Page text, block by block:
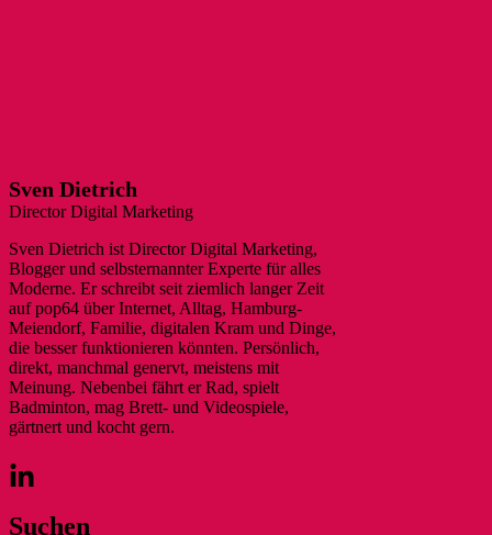
Sven Dietrich
Director Digital Marketing
Sven Dietrich ist Director Digital Marketing,
Blogger und selbsternannter Experte für alles
Moderne. Er schreibt seit ziemlich langer Zeit
auf pop64 über Internet, Alltag, Hamburg-
Meiendorf, Familie, digitalen Kram und Dinge,
die besser funktionieren könnten. Persönlich,
direkt, manchmal genervt, meistens mit
Meinung. Nebenbei fährt er Rad, spielt
Badminton, mag Brett- und Videospiele,
gärtnert und kocht gern.
Suchen